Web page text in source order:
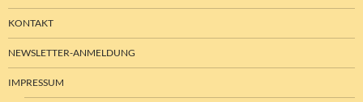
KONTAKT
NEWSLETTER-ANMELDUNG
IMPRESSUM